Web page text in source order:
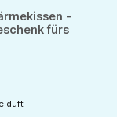
-
fürs